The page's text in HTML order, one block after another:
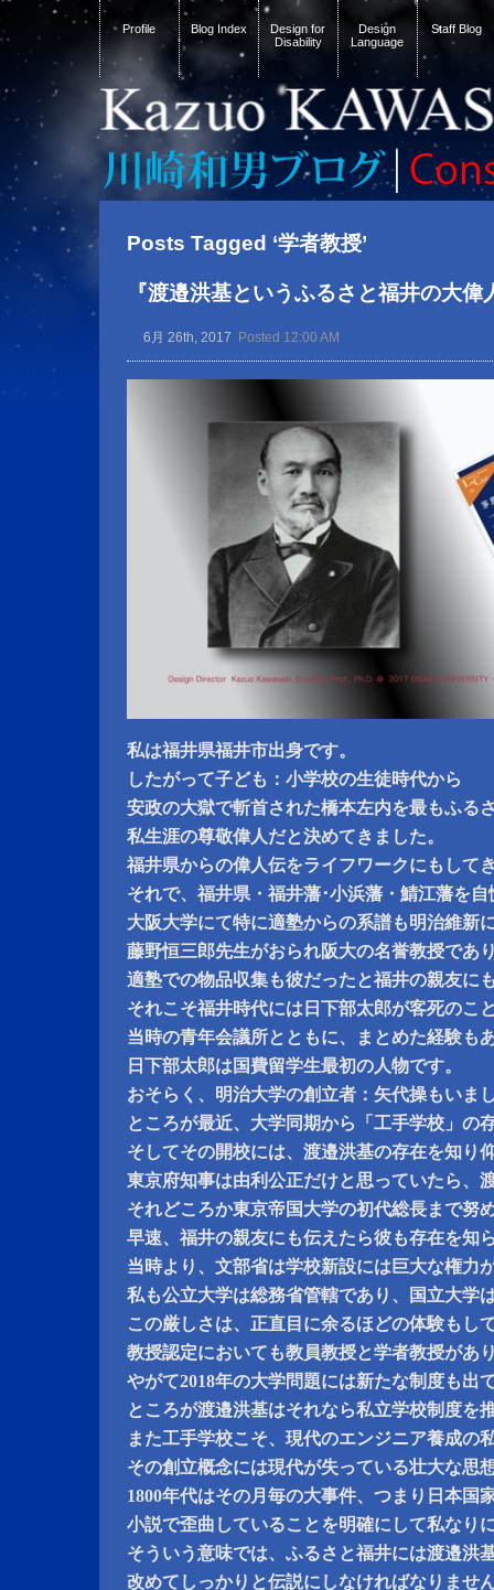
Profile Blog Index
Design for
Disability
Design
Language
Staff Blog
Posts Tagged ‘学者教授’
『渡邉洪基というふるさと福井の大偉
6月 26th, 2017 Posted 12:00 AM
私は福井県福井市出身です。
したがって子ども：小学校の生徒時代から
安政の大獄で斬首された橋本左内を最もふる
私生涯の尊敬偉人だと決めてきました。
福井県からの偉人伝をライフワークにもして
それで、福井県・福井藩･小浜藩・鯖江藩を
大阪大学にて特に適塾からの系譜も明治維新
藤野恒三郎先生がおられ阪大の名誉教授であ
適塾での物品収集も彼だったと福井の親友に
それこそ福井時代には日下部太郎が客死のこ
当時の青年会議所とともに、まとめた経験も
日下部太郎は国費留学生最初の人物です。
おそらく、明治大学の創立者：矢代操もいま
ところが最近、大学同期から「工手学校」の
そしてその開校には、渡邉洪基の存在を知り
東京府知事は由利公正だけと思っていたら、
それどころか東京帝国大学の初代総長まで努
早速、福井の親友にも伝えたら彼も存在を知
当時より、文部省は学校新設には巨大な権力
私も公立大学は総務省管轄であり、国立大学
この厳しさは、正直目に余るほどの体験もし
教授認定においても教員教授と学者教授があ
やがて2018年の大学問題には新たな制度も出
ところが渡邉洪基はそれなら私立学校制度を
また工手学校こそ、現代のエンジニア養成の
その創立概念には現代が失っている壮大な思
1800年代はその月毎の大事件、つまり日本国
小説で歪曲していることを明確にして私なり
そういう意味では、ふるさと福井には渡邉洪
改めてしっかりと伝説にしなければなりませ